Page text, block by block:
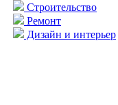
Строительство
Ремонт
Дизайн и интерьер